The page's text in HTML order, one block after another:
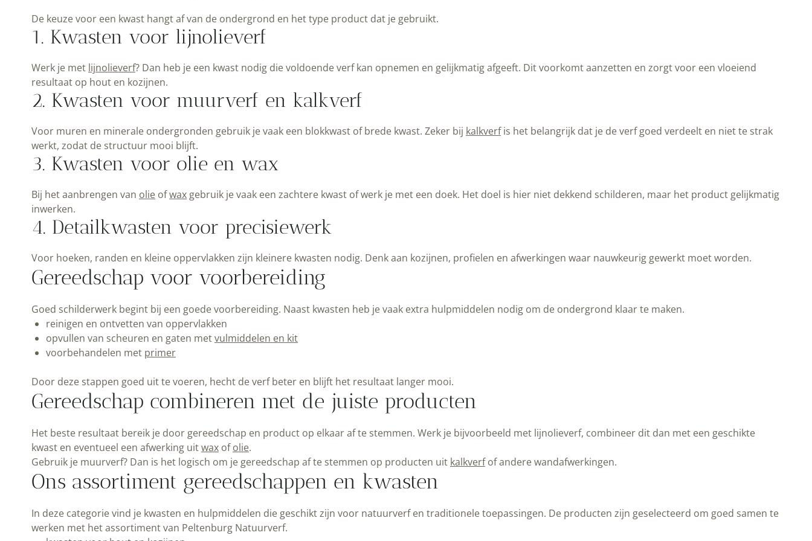
De keuze voor een kwast hangt af van de ondergrond en het type product dat je gebruikt.
1. Kwasten voor lijnolieverf
Werk je met lijnolieverf? Dan heb je een kwast nodig die voldoende verf kan opnemen en gelijkmatig afgeeft. Dit voorkomt aanzetten en zorgt voor een vloeiend
resultaat op hout en kozijnen.
2. Kwasten voor muurverf en kalkverf
Voor muren en minerale ondergronden gebruik je vaak een blokkwast of brede kwast. Zeker bij kalkverfis het belangrijk dat je de verf goed verdeelt en niet te strak
werkt, zodat de structuur mooi blijft.
3. Kwasten voor olie en wax
Bij het aanbrengen van olie ofwax gebruik je vaak een zachtere kwast of werk je met een doek. Het doel is hier niet dekkend schilderen, maar het product gelijkmatig
inwerken.
4. Detailkwasten voor precisiewerk
Voor hoeken, randen en kleine oppervlakken zijn kleinere kwasten nodig. Denk aan kozijnen, profielen en afwerkingen waar nauwkeurig gewerkt moet worden.
Gereedschap voor voorbereiding
Goed schilderwerk begint bij een goede voorbereiding. Naast kwasten heb je vaak extra hulpmiddelen nodig om de ondergrond klaar te maken.
reinigen en ontvetten van oppervlakken
opvullen van scheuren en gaten metvulmiddelen en kit
voorbehandelen met primer
Door deze stappen goed uit te voeren, hecht de verf beter en blijft het resultaat langer mooi.
Gereedschap combineren met de juiste producten
Het beste resultaat bereik je door gereedschap en product op elkaar af te stemmen. Werk je bijvoorbeeld met lijnolieverf, combineer dit dan met een geschikte
kwast en eventueel een afwerking uitwax ofolie.
Gebruik je muurverf? Dan is het logisch om je gereedschap af te stemmen op producten uit kalkverfof andere wandafwerkingen.
Ons assortiment gereedschappen en kwasten
In deze categorie vind je kwasten en hulpmiddelen die geschikt zijn voor natuurverf en traditionele toepassingen. De producten zijn geselecteerd om goed samen te
werken met het assortiment van Peltenburg Natuurverf.